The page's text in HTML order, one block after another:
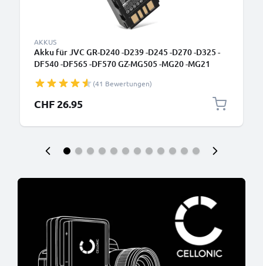
AKKUS
Akku für JVC GR-D240 -D239 -D245 -D270 -D325 -
DF540 -DF565 -DF570 GZ-MG505 -MG20 -MG21
(41 Bewertungen)
CHF 26.95